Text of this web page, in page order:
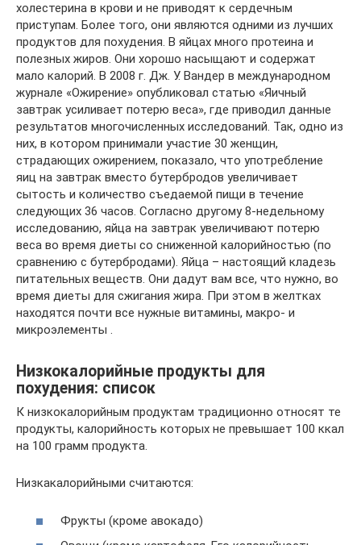
холестерина в крови и не приводят к сердечным
приступам. Более того, они являются одними из лучших
продуктов для похудения. В яйцах много протеина и
полезных жиров. Они хорошо насыщают и содержат
мало калорий. В 2008 г. Дж. У. Вандер в международном
журнале «Ожирение» опубликовал статью «Яичный
завтрак усиливает потерю веса», где приводил данные
результатов многочисленных исследований. Так, одно из
них, в котором принимали участие 30 женщин,
страдающих ожирением, показало, что употребление
яиц на завтрак вместо бутербродов увеличивает
сытость и количество съедаемой пищи в течение
следующих 36 часов. Согласно другому 8-недельному
исследованию, яйца на завтрак увеличивают потерю
веса во время диеты со сниженной калорийностью (по
сравнению с бутербродами). Яйца – настоящий кладезь
питательных веществ. Они дадут вам все, что нужно, во
время диеты для сжигания жира. При этом в желтках
находятся почти все нужные витамины, макро- и
микроэлементы .
Низкокалорийные продукты для
похудения: список
К низкокалорийным продуктам традиционно относят те
продукты, калорийность которых не превышает 100 ккал
на 100 грамм продукта.
Низкакалорийными считаются:
Фрукты (кроме авокадо)